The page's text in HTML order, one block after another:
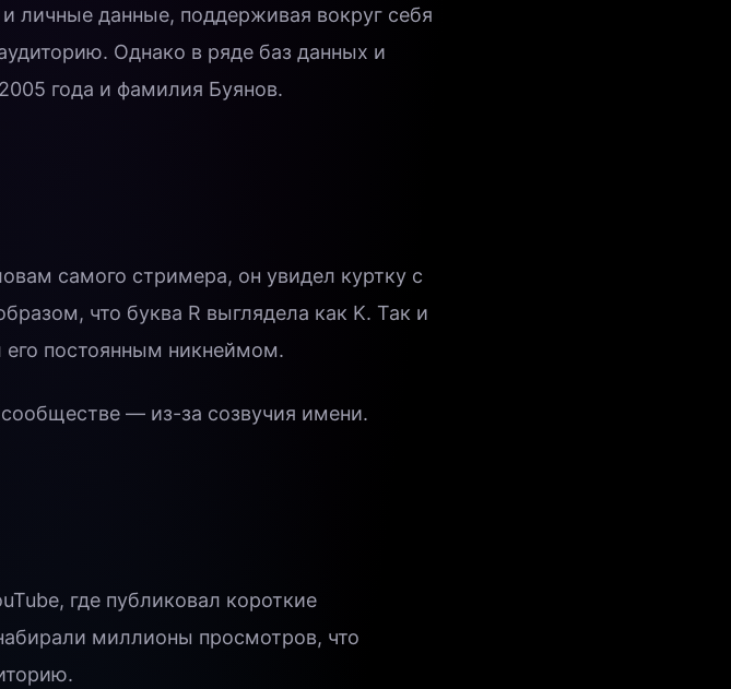
личные данные, поддерживая вокруг себя
Однако в ряде баз данных и
года и фамилия Буянов.
самого стримера, он увидел куртку с
что буква R выглядела как K. Так и
его постоянным никнеймом.
— из-за созвучия имени.
где публиковал короткие
миллионы просмотров, что